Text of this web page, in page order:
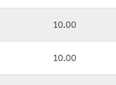
10.00
10.00